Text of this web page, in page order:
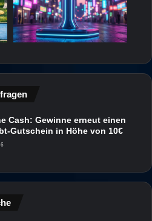
Cash: Gewinne erneut einen
Gutschein in Höhe von 10€